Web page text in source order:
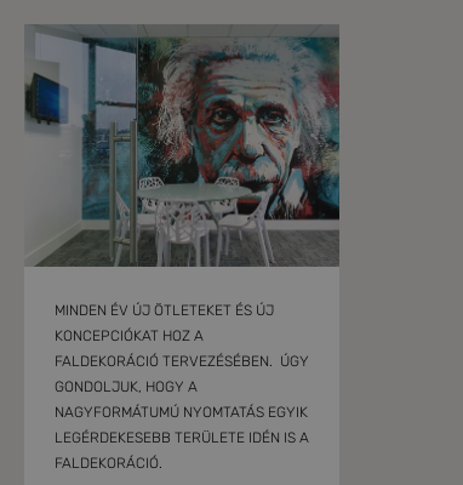
MINDEN ÉV ÚJ ÖTLETEKET ÉS ÚJ
KONCEPCIÓKAT HOZ A
FALDEKORÁCIÓ TERVEZÉSÉBEN. ÚGY
GONDOLJUK, HOGY A
NAGYFORMÁTUMÚ NYOMTATÁS EGYIK
LEGÉRDEKESEBB TERÜLETE IDÉN IS A
FALDEKORÁCIÓ.